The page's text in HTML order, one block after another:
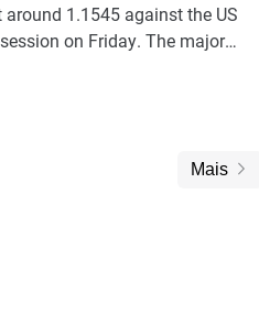
1.1545 against the US
on Friday. The major
Mais